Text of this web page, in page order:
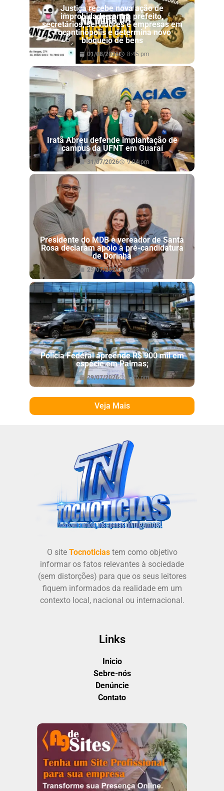
Justiça recebe nova ação de
improbidade contra prefeito,
secretários, servidores e empresas em
Tocantinópolis e determina novo
bloqueio de bens
01/08/2026 8:45 pm
Iratã Abreu defende implantação de
campus da UFNT em Guaraí
31/07/2026 9:04 pm
Presidente do MDB e vereador de Santa
Rosa declaram apoio à pré-candidatura
de Dorinha
29/07/2026 6:53 pm
Polícia Federal apreende R$ 900 mil em
espécie em Palmas;
29/07/2026 6:46 pm
Veja Mais
O site Tocnoticiastem como objetivo
informar os fatos relevantes à sociedade
(sem distorções) para que os seus leitores
fiquem informados da realidade em um
contexto local, nacional ou internacional.
Links
Inicio
Sebre-nós
Denúncie
Contato